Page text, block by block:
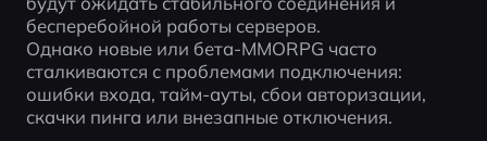
бесперебойной работы серверов.
Однако новые или бета-MMORPG часто
сталкиваются с проблемами подключения:
ошибки входа, тайм-ауты, сбои авторизации,
скачки пинга или внезапные отключения.